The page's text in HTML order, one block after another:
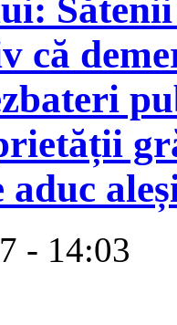
că
aduc
- 14:03